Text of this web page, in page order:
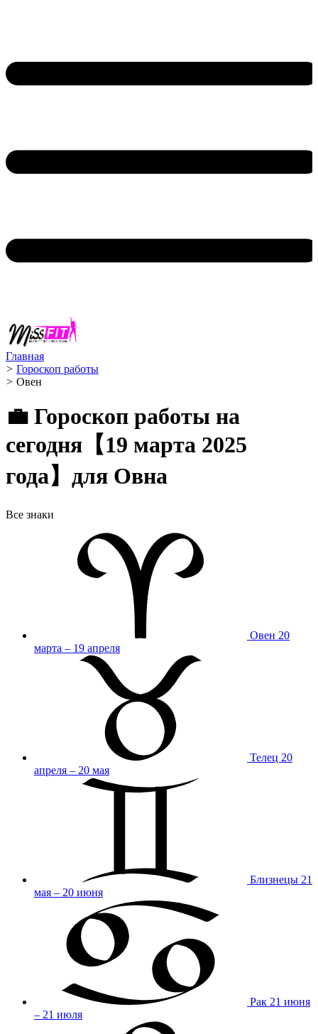
Главная
> Гороскоп работы
> Овен ️
💼 Гороскоп работы на
сегодня【19 марта 2025
года】для Овна
Все знаки
Овен 20
марта – 19 апреля
Телец 20
апреля – 20 мая
Близнецы 21
мая – 20 июня
Рак 21 июня
– 21 июля